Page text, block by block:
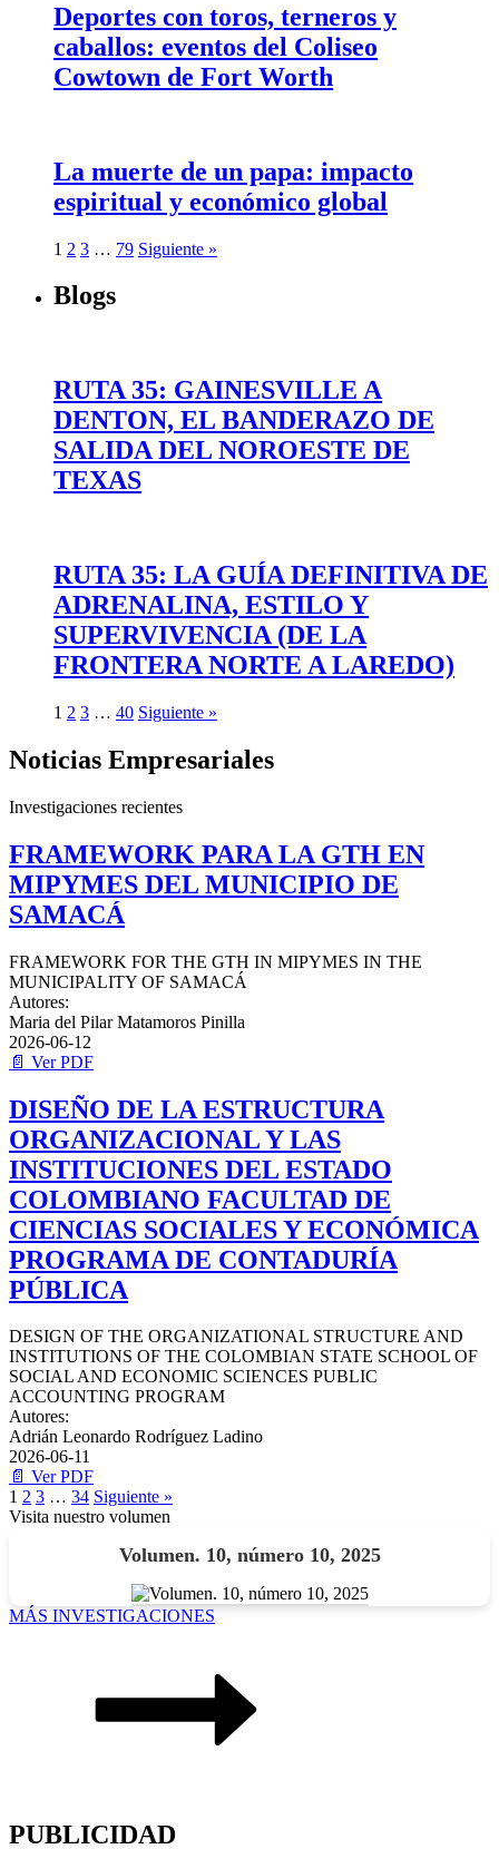
Deportes con toros, terneros y
caballos: eventos del Coliseo
Cowtown de Fort Worth
La muerte de un papa: impacto
espiritual y económico global
1 2 3 … 79 Siguiente »
Blogs
RUTA 35: GAINESVILLE A
DENTON, EL BANDERAZO DE
SALIDA DEL NOROESTE DE
TEXAS
RUTA 35: LA GUÍA DEFINITIVA DE
ADRENALINA, ESTILO Y
SUPERVIVENCIA (DE LA
FRONTERA NORTE A LAREDO)
1 2 3 … 40 Siguiente »
Noticias Empresariales
Investigaciones recientes
FRAMEWORK PARA LA GTH EN
MIPYMES DEL MUNICIPIO DE
SAMACÁ
FRAMEWORK FOR THE GTH IN MIPYMES IN THE
MUNICIPALITY OF SAMACÁ
Autores:
Maria del Pilar Matamoros Pinilla
2026-06-12
📄 Ver PDF
DISEÑO DE LA ESTRUCTURA
ORGANIZACIONAL Y LAS
INSTITUCIONES DEL ESTADO
COLOMBIANO FACULTAD DE
CIENCIAS SOCIALES Y ECONÓMICA
PROGRAMA DE CONTADURÍA
PÚBLICA
DESIGN OF THE ORGANIZATIONAL STRUCTURE AND
INSTITUTIONS OF THE COLOMBIAN STATE SCHOOL OF
SOCIAL AND ECONOMIC SCIENCES PUBLIC
ACCOUNTING PROGRAM
Autores:
Adrián Leonardo Rodríguez Ladino
2026-06-11
📄 Ver PDF
1 2 3 … 34 Siguiente »
Visita nuestro volumen
Volumen. 10, número 10, 2025
MÁS INVESTIGACIONES
PUBLICIDAD